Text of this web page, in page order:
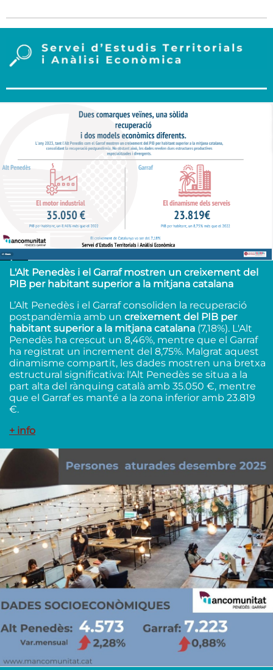
L'Alt Penedès i el Garraf mostren un creixement del
PIB per habitant superior a la mitjana catalana
L’Alt Penedès i el Garraf consoliden la recuperació
postpandèmia amb un creixement del PIB per
habitant superior a la mitjana catalana (7,18%). L'Alt
Penedès ha crescut un 8,46%, mentre que el Garraf
ha registrat un increment del 8,75%. Malgrat aquest
dinamisme compartit, les dades mostren una bretxa
estructural significativa: l'Alt Penedès se situa a la
part alta del rànquing català amb 35.050 €, mentre
que el Garraf es manté a la zona inferior amb 23.819
€.
+ info